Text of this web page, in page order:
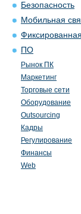
Безопасность
Мобильная
ПО
Рынок ПК
Маркетинг
Торговые сети
Оборудование
Outsourcing
Кадры
Регулирование
Финансы
Web